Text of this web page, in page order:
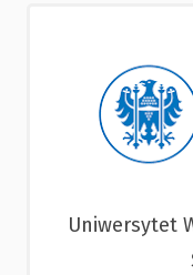
Uniwersytet